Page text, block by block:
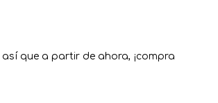
que a partir de ahora, ¡compra